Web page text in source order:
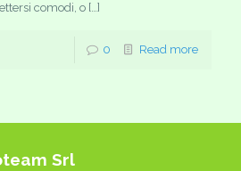
comodi, o […]
0 Read more
Srl